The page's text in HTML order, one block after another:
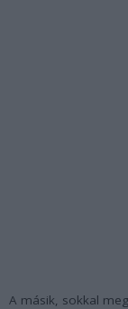
A másik, sokkal